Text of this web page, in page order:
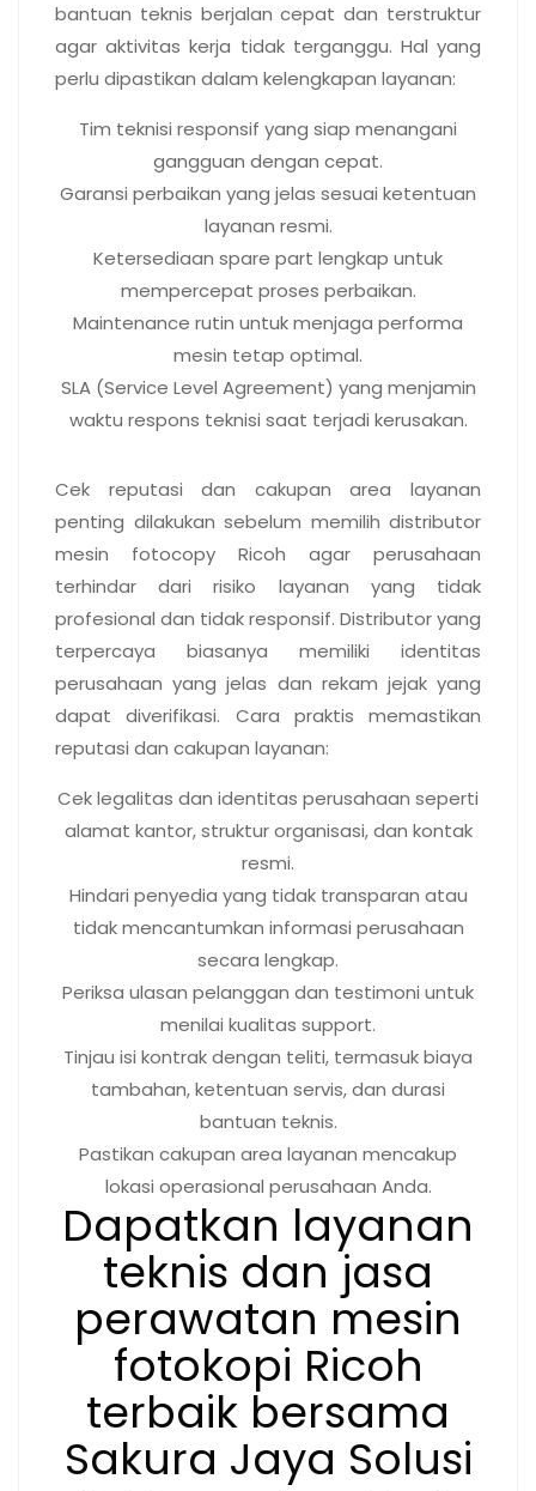
bantuan teknis berjalan cepat dan terstruktur
agar aktivitas kerja tidak terganggu. Hal yang
perlu dipastikan dalam kelengkapan layanan:
Tim teknisi responsif yang siap menangani
gangguan dengan cepat.
Garansi perbaikan yang jelas sesuai ketentuan
layanan resmi.
Ketersediaan spare part lengkap untuk
mempercepat proses perbaikan.
Maintenance rutin untuk menjaga performa
mesin tetap optimal.
SLA(Service Level Agreement) yang menjamin
waktu respons teknisi saat terjadi kerusakan.
Cek reputasi dan cakupan area layanan
penting dilakukan sebelum memilih distributor
mesin fotocopy Ricoh agar perusahaan
terhindar dari risiko layanan yang tidak
profesional dan tidak responsif. Distributor yang
terpercaya biasanya memiliki identitas
perusahaan yang jelas dan rekam jejak yang
dapat diverifikasi. Cara praktis memastikan
reputasi dan cakupan layanan:
Cek legalitas dan identitas perusahaan seperti
alamat kantor, struktur organisasi, dan kontak
resmi.
Hindari penyedia yang tidak transparan atau
tidak mencantumkan informasi perusahaan
secara lengkap.
Periksa ulasan pelanggan dan testimoni untuk
menilai kualitas support.
Tinjau isi kontrak dengan teliti, termasuk biaya
tambahan, ketentuan servis, dan durasi
bantuan teknis.
Pastikan cakupan area layanan mencakup
lokasi operasional perusahaan Anda.
Dapatkan layanan
teknis dan jasa
perawatan mesin
fotokopi Ricoh
terbaik bersama
Sakura Jaya Solusi